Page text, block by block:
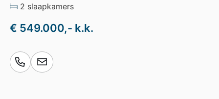
2 slaapkamers
€ 549.000,- k.k.